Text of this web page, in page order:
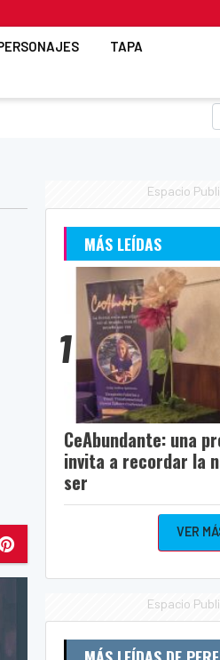
TAPA
Espacio
MÁS LEÍDAS
1
CeAbundante: una
invita a recordar la
ser
VER
Espacio